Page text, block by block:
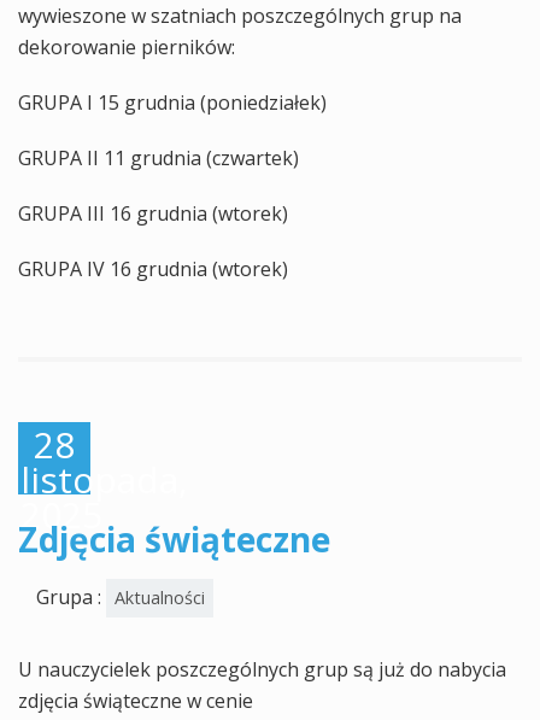
wywieszone w szatniach poszczególnych grup na
dekorowanie pierników:
GRUPA I 15 grudnia (poniedziałek)
GRUPA II 11 grudnia (czwartek)
GRUPA III 16 grudnia (wtorek)
GRUPA IV 16 grudnia (wtorek)
28
listopada,
2025
Zdjęcia świąteczne
Grupa : Aktualności
U nauczycielek poszczególnych grup są już do nabycia
zdjęcia świąteczne w cenie